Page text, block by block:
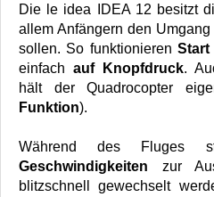
Die le idea IDEA 12 besitzt
allem Anfängern den
sollen. So funktionieren Start
einfach auf Knopfdruck.
hält der Quadrocopter
Funktion).
Während des Fluges
Geschwindigkeiten zur
blitzschnell gewechselt